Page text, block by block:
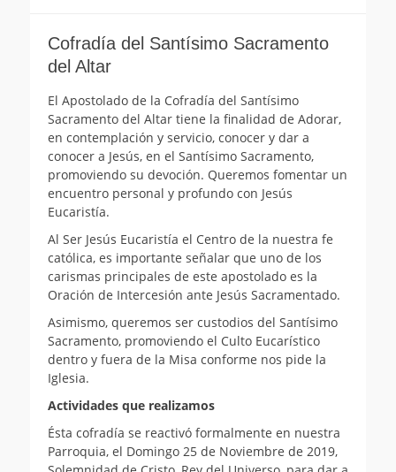
Cofradía del Santísimo Sacramento
del Altar
El Apostolado de la Cofradía del Santísimo
Sacramento del Altar tiene la finalidad de Adorar,
en contemplación y servicio, conocer y dar a
conocer a Jesús, en el Santísimo Sacramento,
promoviendo su devoción. Queremos fomentar un
encuentro personal y profundo con Jesús
Eucaristía.
Al Ser Jesús Eucaristía el Centro de la nuestra fe
católica, es importante señalar que uno de los
carismas principales de este apostolado es la
Oración de Intercesión ante Jesús Sacramentado.
Asimismo, queremos ser custodios del Santísimo
Sacramento, promoviendo el Culto Eucarístico
dentro y fuera de la Misa conforme nos pide la
Iglesia.
Actividades que realizamos
Ésta cofradía se reactivó formalmente en nuestra
Parroquia, el Domingo 25 de Noviembre de 2019,